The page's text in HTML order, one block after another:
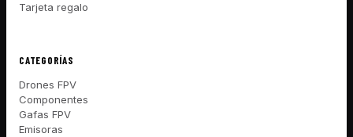
Tarjeta regalo
CATEGORÍAS
Drones FPV
Componentes
Gafas FPV
Emisoras